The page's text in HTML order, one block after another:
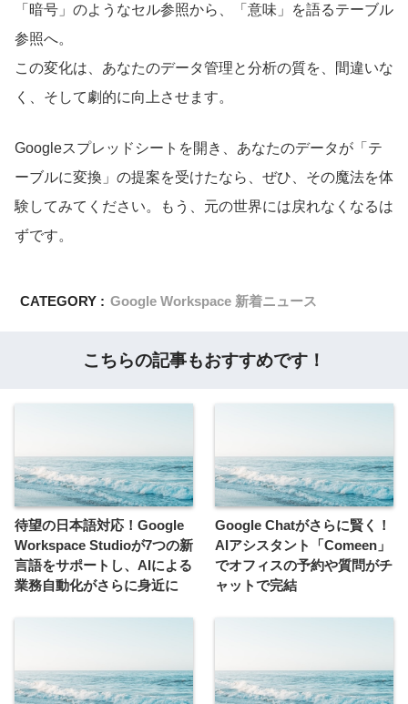
「暗号」のようなセル参照から、「意味」を語るテーブル
参照へ。
この変化は、あなたのデータ管理と分析の質を、間違いな
く、そして劇的に向上させます。
Googleスプレッドシートを開き、あなたのデータが「テ
ーブルに変換」の提案を受けたなら、ぜひ、その魔法を体
験してみてください。もう、元の世界には戻れなくなるは
ずです。
CATEGORY : Google Workspace 新着ニュース
こちらの記事もおすすめです！
待望の日本語対応！Google
Workspace Studioが7つの新
言語をサポートし、AIによる
業務自動化がさらに身近に
Google Chatがさらに賢く！
AIアシスタント「Comeen」
でオフィスの予約や質問がチ
ャットで完結